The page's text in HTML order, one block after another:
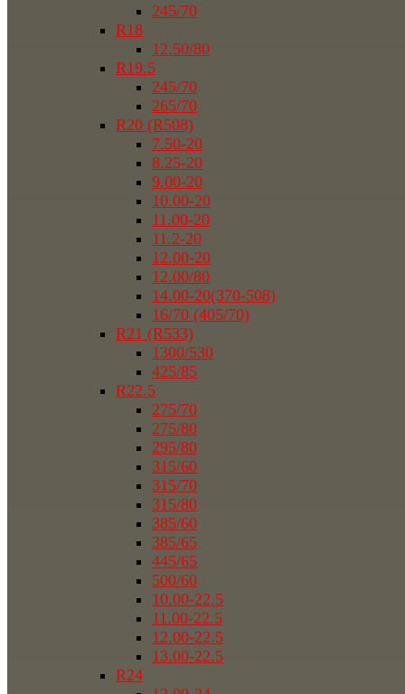
245/70
R18
12.50/80
R19.5
245/70
265/70
R20 (R508)
7.50-20
8.25-20
9.00-20
10.00-20
11.00-20
11.2-20
12.00-20
12.00/80
14.00-20(370-508)
16/70 (405/70)
R21 (R533)
1300/530
425/85
R22.5
275/70
275/80
295/80
315/60
315/70
315/80
385/60
385/65
445/65
500/60
10.00-22.5
11.00-22.5
12.00-22.5
13.00-22.5
R24